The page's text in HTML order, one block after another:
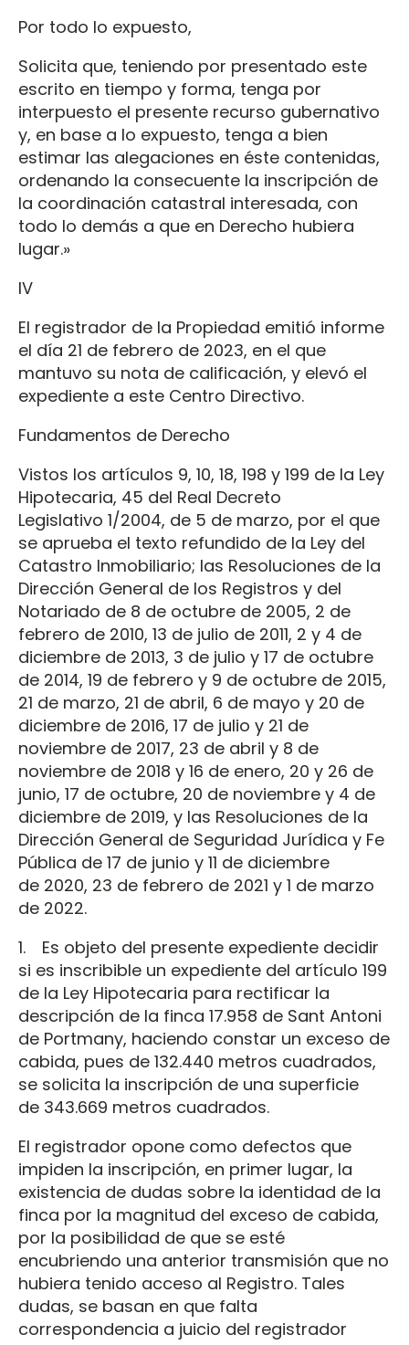
Por todo lo expuesto,
Solicita que, teniendo por presentado este
escrito en tiempo y forma, tenga por
interpuesto el presente recurso gubernativo
y, en base a lo expuesto, tenga a bien
estimar las alegaciones en éste contenidas,
ordenando la consecuente la inscripción de
la coordinación catastral interesada, con
todo lo demás a que en Derecho hubiera
lugar.»
IV
El registrador de la Propiedad emitió informe
el día 21 de febrero de 2023, en el que
mantuvo su nota de calificación, y elevó el
expediente a este Centro Directivo.
Fundamentos de Derecho
Vistos los artículos 9, 10, 18, 198 y 199 de la Ley
Hipotecaria, 45 del Real Decreto
Legislativo 1/2004, de 5 de marzo, por el que
se aprueba el texto refundido de la Ley del
Catastro Inmobiliario; las Resoluciones de la
Dirección General de los Registros y del
Notariado de 8 de octubre de 2005, 2 de
febrero de 2010, 13 de julio de 2011, 2 y 4 de
diciembre de 2013, 3 de julio y 17 de octubre
de 2014, 19 de febrero y 9 de octubre de 2015,
21 de marzo, 21 de abril, 6 de mayo y 20 de
diciembre de 2016, 17 de julio y 21 de
noviembre de 2017, 23 de abril y 8 de
noviembre de 2018 y 16 de enero, 20 y 26 de
junio, 17 de octubre, 20 de noviembre y 4 de
diciembre de 2019, y las Resoluciones de la
Dirección General de Seguridad Jurídica y Fe
Pública de 17 de junio y 11 de diciembre
de 2020, 23 de febrero de 2021 y 1 de marzo
de 2022.
1. Es objeto del presente expediente decidir
si es inscribible un expediente del artículo 199
de la Ley Hipotecaria para rectificar la
descripción de la finca 17.958 de Sant Antoni
de Portmany, haciendo constar un exceso de
cabida, pues de 132.440 metros cuadrados,
se solicita la inscripción de una superficie
de 343.669 metros cuadrados.
El registrador opone como defectos que
impiden la inscripción, en primer lugar, la
existencia de dudas sobre la identidad de la
finca por la magnitud del exceso de cabida,
por la posibilidad de que se esté
encubriendo una anterior transmisión que no
hubiera tenido acceso al Registro. Tales
dudas, se basan en que falta
correspondencia a juicio del registrador